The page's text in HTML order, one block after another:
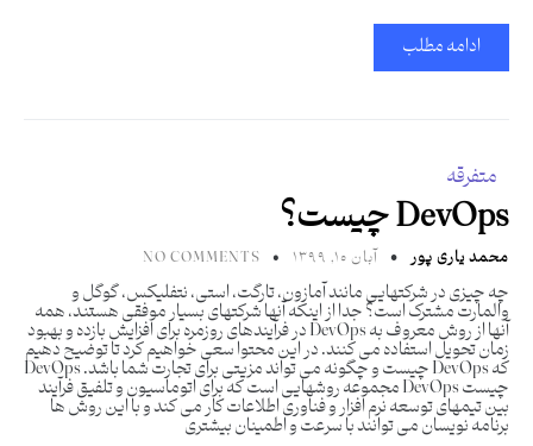
ادامه مطلب
متفرقه
DevOps چیست؟
محمد یاری پور آبان ۱۰, ۱۳۹۹ NO COMMENTS
چه چیزی در شرکتهایی مانند آمازون، تارگت، استی، نتفلیکس، گوگل و
والمارت مشترک است؟ جدا از اینکه آنها شرکتهای بسیار موفقی هستند، همه
آنها از روش معروف به DevOps در فرآیندهای روزمره برای افزایش بازده و بهبود
زمان تحویل استفاده می کنند. در این محتوا سعی خواهیم کرد تا توضیح دهیم
که DevOps چیست و چگونه می تواند مزیتی برای تجارت شما باشد. DevOps
چیست DevOps مجموعه روشهایی است که برای اتوماسیون و تلفیق فرآیند
بین تیمهای توسعه نرم افزار و فناوری اطلاعات کار می کند و با این روش ها
برنامه نویسان می توانند با سرعت و اطمینان بیشتری